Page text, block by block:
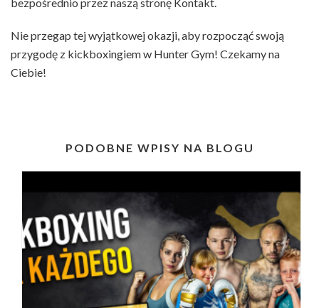
Nie przegap tej wyjątkowej okazji, aby rozpocząć swoją
przygodę z kickboxingiem w Hunter Gym! Czekamy na
Ciebie!
PODOBNE WPISY NA BLOGU